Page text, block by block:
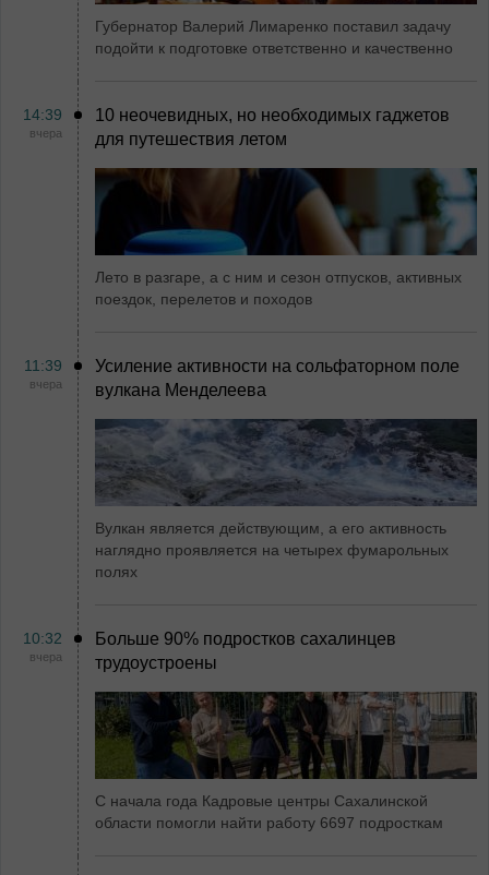
Губернатор Валерий Лимаренко поставил задачу
подойти к подготовке ответственно и качественно
14:39
вчера
10 неочевидных, но необходимых гаджетов
для путешествия летом
Лето в разгаре, а с ним и сезон отпусков, активных
поездок, перелетов и походов
11:39
вчера
Усиление активности на сольфаторном поле
вулкана Менделеева
Вулкан является действующим, а его активность
наглядно проявляется на четырех фумарольных
полях
10:32
вчера
Больше 90% подростков сахалинцев
трудоустроены
С начала года Кадровые центры Сахалинской
области помогли найти работу 6697 подросткам